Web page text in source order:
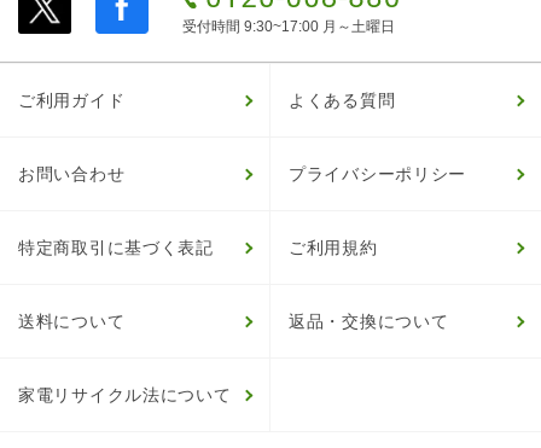
受付時間 9:30~17:00 月～土曜日
ご利用ガイド よくある質問
お問い合わせ プライバシーポリシー
特定商取引に基づく表記 ご利用規約
送料について 返品・交換について
家電リサイクル法について